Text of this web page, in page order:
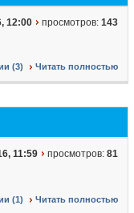
12:00 просмотров: 143
(3) Читать полностью
11:59 просмотров: 81
(1) Читать полностью